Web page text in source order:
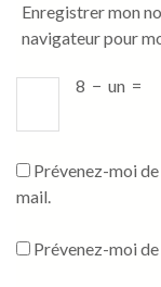
Enregistrer mon
navigateur pour
8 − un =
Prévenez-moi
mail.
Prévenez-moi